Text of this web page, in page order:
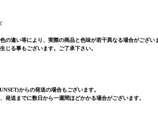
の違い等により、実際の商品と色味が若干異なる場合がござい
じる事もございます。ご了承下さい。
からの発送の場合もございます。
発送までに数日から一週間ほどかかる場合がございます。